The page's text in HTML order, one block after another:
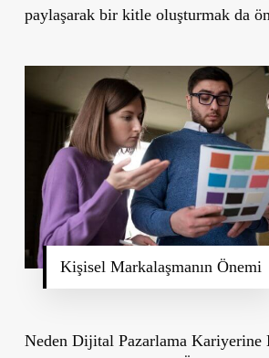
paylaşarak bir kitle oluşturmak da
Kişisel Markalaşmanın Önemi
Neden Dijital Pazarlama Kariyerine